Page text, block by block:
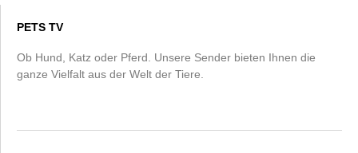
PETS TV
Ob Hund, Katz oder Pferd. Unsere Sender bieten Ihnen die
ganze Vielfalt aus der Welt der Tiere.